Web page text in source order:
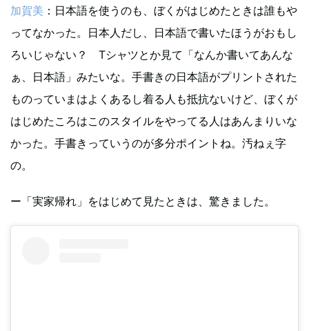
加賀美 ：日本語を使うのも、ぼくがはじめたときは誰もや
ってなかった。日本人だし、日本語で書いたほうがおもし
ろいじゃない？ Tシャツとか見て「なんか書いてあんな
ぁ、日本語」みたいな。手書きの日本語がプリントされた
ものっていまはよくあるし着る人も抵抗ないけど、ぼくが
はじめたころはこのスタイルをやってる人はあんまりいな
かった。手書きっていうのが多分ポイントね。汚ねぇ字
の。
ー「実家帰れ」をはじめて見たときは、驚きました。